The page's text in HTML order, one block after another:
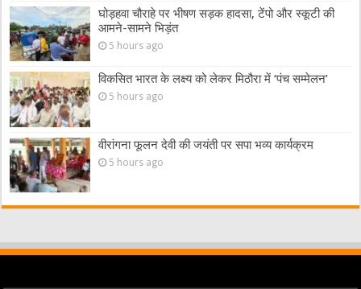
घोड़हवा चौराहे पर भीषण सड़क हादसा, टेंपो और स्कूटी की
आमने-सामने भिड़ंत
5 hours ago
विकसित भारत के लक्ष्य को लेकर मिठौरा में ‘पंच सम्मेलन’
5 hours ago
वीरांगना फूलन देवी की जयंती पर सपा भव्य कार्यक्रम
5 hours ago